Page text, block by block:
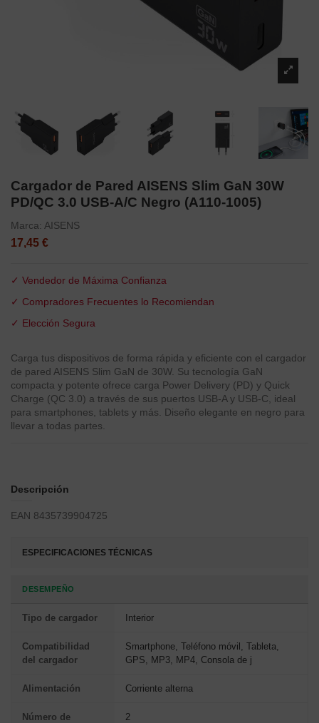
Cargador de Pared AISENS Slim GaN 30W
PD/QC 3.0 USB-A/C Negro (A110-1005)
Marca: AISENS
17,45 €
✓ Vendedor de Máxima Confianza
✓ Compradores Frecuentes lo Recomiendan
✓ Elección Segura
Carga tus dispositivos de forma rápida y eficiente con el cargador
de pared AISENS Slim GaN de 30W. Su tecnología GaN
compacta y potente ofrece carga Power Delivery (PD) y Quick
Charge (QC 3.0) a través de sus puertos USB-A y USB-C, ideal
para smartphones, tablets y más. Diseño elegante en negro para
llevar a todas partes.
Descripción
EAN 8435739904725
ESPECIFICACIONES TÉCNICAS
DESEMPEÑO
Tipo de cargador Interior
Compatibilidad
del cargador
Smartphone, Teléfono móvil, Tableta,
GPS, MP3, MP4, Consola de j
Alimentación Corriente alterna
Número de
2